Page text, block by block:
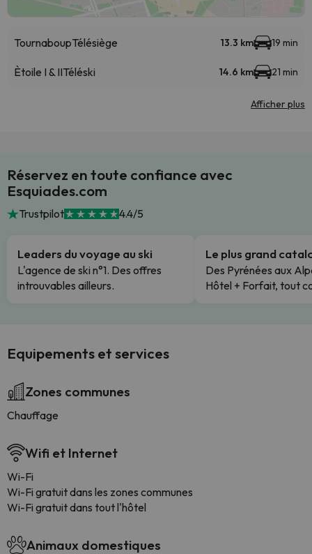
TournaboupTélésiège 13.3 km 19 min
Ètoile I & IITéléski 14.6 km 21 min
Afficher plus
Réservez en toute confiance avec
Esquiades.com
Trustpilot 4.4/5
Leaders du voyage au ski
L'agence de ski n°1. Des offres
introuvables ailleurs.
Le plus grand
Des Pyrénées aux
Hôtel + Forfait, tout
Equipements et services
Zones communes
Chauffage
Wifi et Internet
Wi-Fi
Wi-Fi gratuit dans les zones communes
Wi-Fi gratuit dans tout l'hôtel
Animaux domestiques